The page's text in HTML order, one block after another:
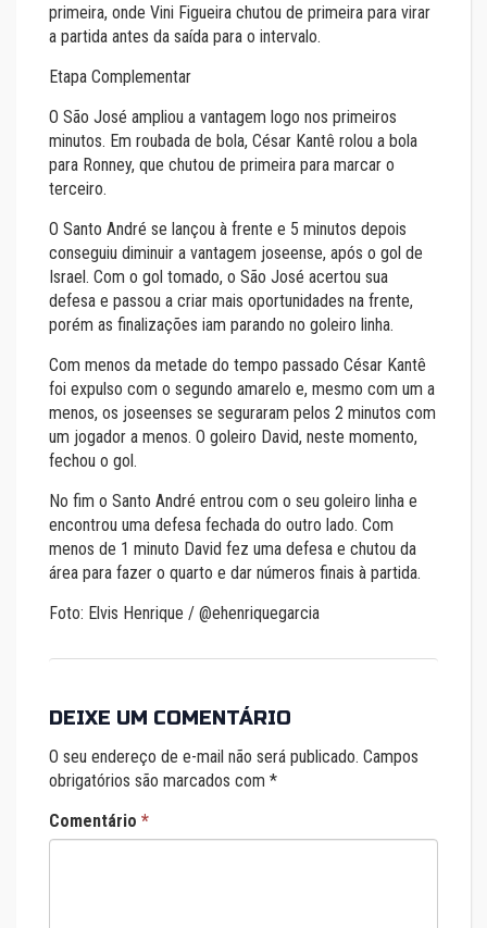
primeira, onde Vini Figueira chutou de primeira para virar
a partida antes da saída para o intervalo.
Etapa Complementar
O São José ampliou a vantagem logo nos primeiros
minutos. Em roubada de bola, César Kantê rolou a bola
para Ronney, que chutou de primeira para marcar o
terceiro.
O Santo André se lançou à frente e 5 minutos depois
conseguiu diminuir a vantagem joseense, após o gol de
Israel. Com o gol tomado, o São José acertou sua
defesa e passou a criar mais oportunidades na frente,
porém as finalizações iam parando no goleiro linha.
Com menos da metade do tempo passado César Kantê
foi expulso com o segundo amarelo e, mesmo com um a
menos, os joseenses se seguraram pelos 2 minutos com
um jogador a menos. O goleiro David, neste momento,
fechou o gol.
No fim o Santo André entrou com o seu goleiro linha e
encontrou uma defesa fechada do outro lado. Com
menos de 1 minuto David fez uma defesa e chutou da
área para fazer o quarto e dar números finais à partida.
Foto: Elvis Henrique / @ehenriquegarcia
DEIXE UM COMENTÁRIO
O seu endereço de e-mail não será publicado. Campos
obrigatórios são marcados com *
Comentário *